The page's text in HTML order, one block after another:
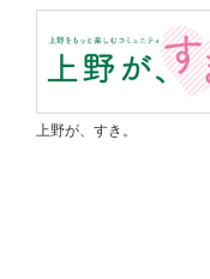
上野が、すき。